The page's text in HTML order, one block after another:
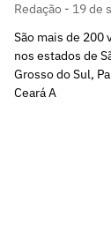
Redação
19 de
São mais de 200
nos estados de
Grosso do Sul,
Ceará A